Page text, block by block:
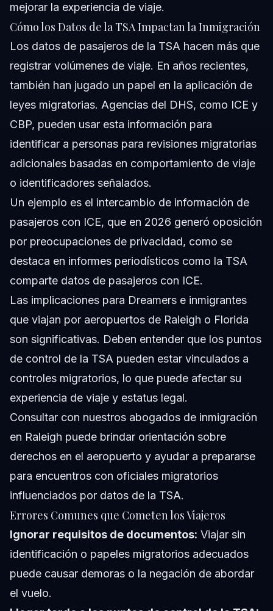
mejorar la experiencia de viaje.
Cómo los Datos de la TSA Impactan la Inmigración
Los datos de pasajeros de la TSA hacen más que
registrar volúmenes de viaje. En años recientes,
también han jugado un papel en la aplicación de
leyes migratorias. Agencias del DHS, como ICE y
CBP, pueden usar esta información para
identificar a personas para revisiones migratorias
adicionales basadas en comportamiento de viaje
o identificadores señalados.
Un ejemplo es el intercambio de información de
pasajeros con ICE, que en 2026 generó oposición
por preocupaciones de privacidad, como se
destaca en informes periodísticos como la TSA
comparte datos de pasajeros con ICE.
Las implicaciones para Dreamers e inmigrantes
que viajan por aeropuertos de Raleigh o Florida
son significativas. Deben entender que los puntos
de control de la TSA pueden estar vinculados a
controles migratorios, lo que puede afectar su
experiencia de viaje y estatus legal.
Consultar con nuestros abogados de inmigración
en Raleigh puede brindar orientación sobre
derechos en el aeropuerto y ayudar a prepararse
para encuentros con oficiales migratorios
influenciados por datos de la TSA.
Errores Comunes que Cometen los Viajeros
Ignorar requisitos de documentos: Viajar sin
identificación o papeles migratorios adecuados
puede causar demoras o la negación de abordar
el vuelo.